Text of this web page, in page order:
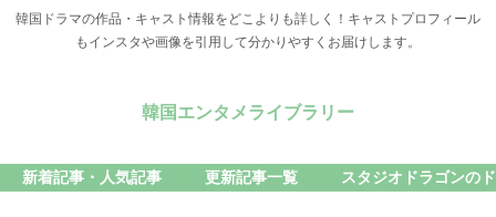
韓国ドラマの作品・キャスト情報をどこよりも詳しく！キャストプロフィール
もインスタや画像を引用して分かりやすくお届けします。
韓国エンタメライブラリー
新着記事・人気記事 更新記事一覧 スタジオドラゴンの